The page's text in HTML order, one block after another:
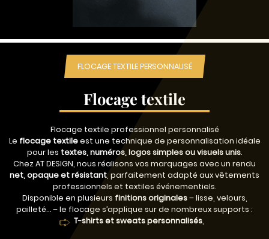
FLOCAGE TEXTILE PERSONNALISÉ
Flocage textile
Flocage textile professionnel personnalisé
Le flocage textileest une technique de personnalisation idéale
pour les textes, numéros, logos simples ou visuels unis.
Chez AT DESIGN, nous réalisons vos marquages avec un rendu
net, opaque et résistant, parfaitement adapté aux vêtements
professionnels et textiles événementiels.
Disponible en plusieurs finitions originales– lisse, velours,
pailleté… – le flocage s’applique sur de nombreux supports :
T-shirts et sweats personnalisés,